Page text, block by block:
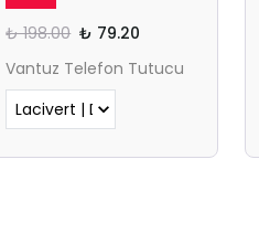
₺ 198.00 ₺ 79.20
Vantuz Telefon Tutucu